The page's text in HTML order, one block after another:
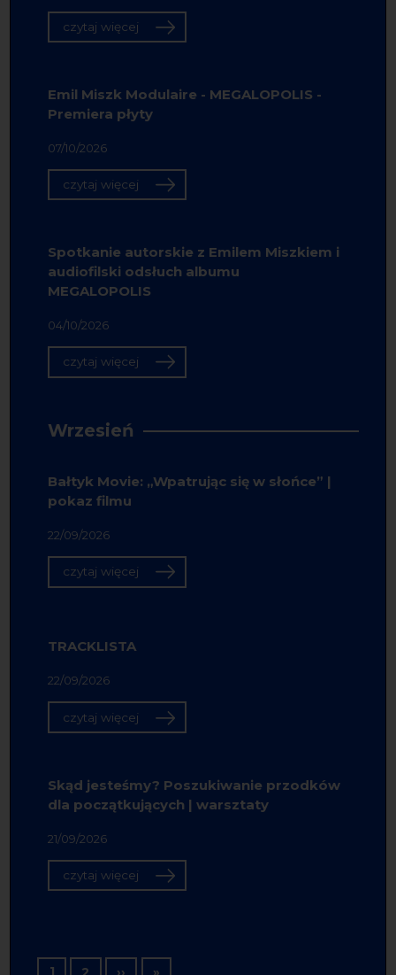
czytaj więcej
Emil Miszk Modulaire - MEGALOPOLIS -
Premiera płyty
07/10/2026
czytaj więcej
Spotkanie autorskie z Emilem Miszkiem i
audiofilski odsłuch albumu
MEGALOPOLIS
04/10/2026
czytaj więcej
Wrzesień
Bałtyk Movie: „Wpatrując się w słońce” |
pokaz filmu
22/09/2026
czytaj więcej
TRACKLISTA
22/09/2026
czytaj więcej
Skąd jesteśmy? Poszukiwanie przodków
dla początkujących | warsztaty
21/09/2026
czytaj więcej
Stronicowanie
1 Następna strona
Ostatnia strona